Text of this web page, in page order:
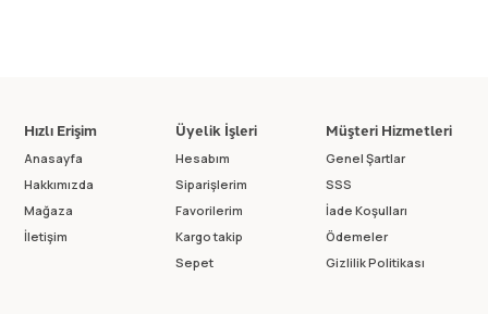
Hızlı Erişim
Anasayfa
Hakkımızda
Mağaza
İletişim
Üyelik İşleri
Hesabım
Siparişlerim
Favorilerim
Kargo takip
Sepet
Müşteri Hizmetleri
Genel Şartlar
SSS
İade Koşulları
Ödemeler
Gizlilik Politikası